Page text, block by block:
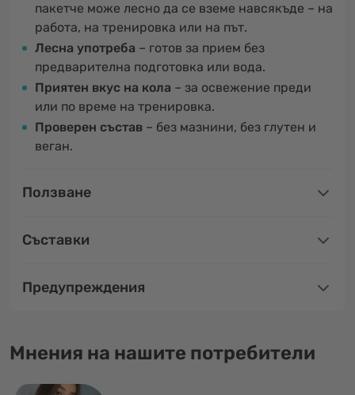
пакетче може лесно да се вземе навсякъде – на
работа, на тренировка или на път.
Лесна употреба – готов за прием без
предварителна подготовка или вода.
Приятен вкус на кола – за освежение преди
или по време на тренировка.
Проверен състав – без мазнини, без глутен и
веган.
Ползване
Съставки
Предупреждения
Мнения на нашите потребители